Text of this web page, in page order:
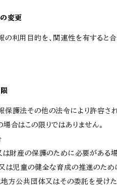
変更
の利用目的を、関連性を有する
保護法その他の法令により許容
場合はこの限りではありません。
は財産の保護のために必要がある
又は児童の健全な育成の推進のた
地方公共団体又はその委託を受